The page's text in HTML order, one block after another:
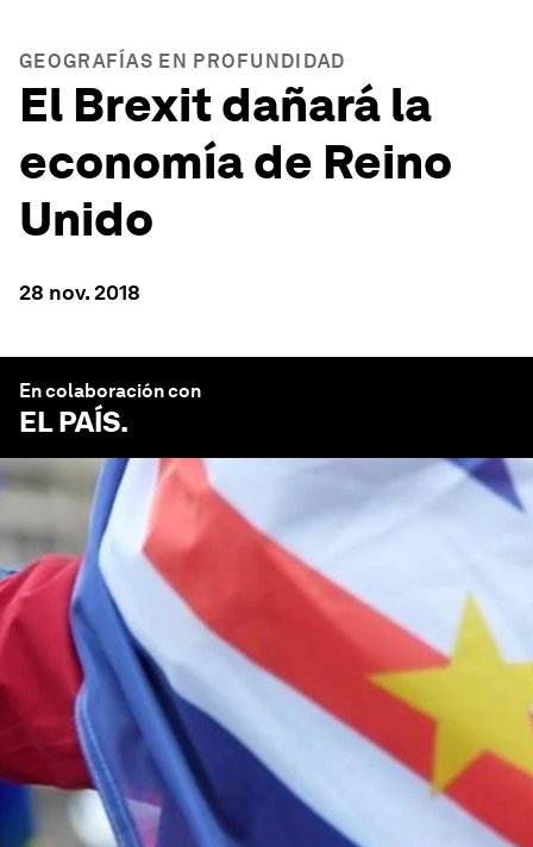
GEOGRAFÍAS EN PROFUNDIDAD
El Brexit dañará la
economía de Reino
Unido
28 nov. 2018
En colaboración con
EL PAÍS.